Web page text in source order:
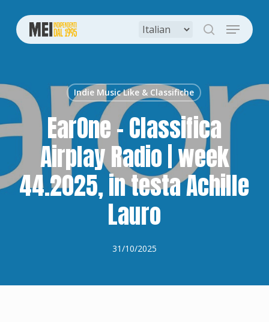
main
search
Menu
Indie Music Like & Classifiche
EarOne – Classifica
Airplay Radio | week
44.2025, in testa Achille
Lauro
31/10/2025